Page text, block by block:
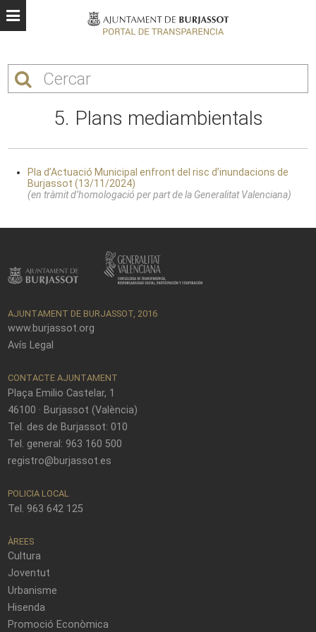
5. Plans mediambientals
Pla d’Actuació Municipal enfront del risc d’inundacions de
Burjassot (13/11/2024)
(en tràmit d’homologació per part de la Generalitat Valenciana)
AJUNTAMENT DE BURJASSOT, 2016
www.burjassot.org
Avís Legal
CONTACTE AJUNTAMENT
Plaça Emilio Castelar, 1
46100 · Burjassot (València)
Tel. des de Burjassot: 010
Tel. general: 963 160 500
registro@burjassot.es
POLICIA LOCAL
Tel. 963 642 125
ÀREES
Cultura
Joventut
Urbanisme
Hisenda
Promoció Econòmica